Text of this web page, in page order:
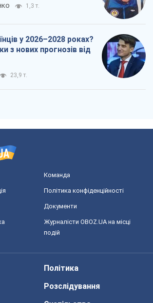
1,3 т.
у 2026–2028 роках?
з нових прогнозів від
23,9 т.
Команда
Політика конфіденційності
Документи
Журналісти OBOZ.UA на місці
подій
Політика
Розслідування